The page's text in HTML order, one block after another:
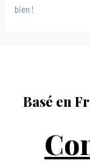
bien !
Basé en